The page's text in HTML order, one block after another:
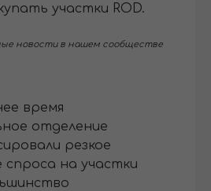
участки ROD.
новости в нашем сообществе
время
отделение
резкое
спроса на участки